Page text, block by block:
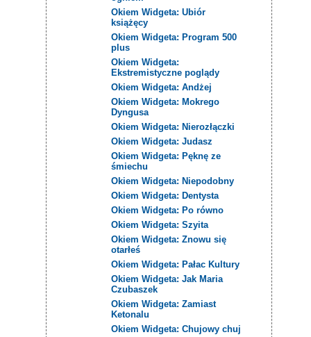
Okiem Widgeta: Ubiór
książęcy
Okiem Widgeta: Program 500
plus
Okiem Widgeta:
Ekstremistyczne poglądy
Okiem Widgeta: Andżej
Okiem Widgeta: Mokrego
Dyngusa
Okiem Widgeta: Nierozłączki
Okiem Widgeta: Judasz
Okiem Widgeta: Pęknę ze
śmiechu
Okiem Widgeta: Niepodobny
Okiem Widgeta: Dentysta
Okiem Widgeta: Po równo
Okiem Widgeta: Szyita
Okiem Widgeta: Znowu się
otarłeś
Okiem Widgeta: Pałac Kultury
Okiem Widgeta: Jak Maria
Czubaszek
Okiem Widgeta: Zamiast
Ketonalu
Okiem Widgeta: Chujowy chuj